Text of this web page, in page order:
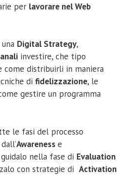
per lavorare nel Web
Digital Strategy,
investire, che tipo
come distribuirli in maniera
di fidelizzazione, le
gestire un programma
le fasi del processo
Awareness e
nella fase di Evaluation
con strategie di Activation